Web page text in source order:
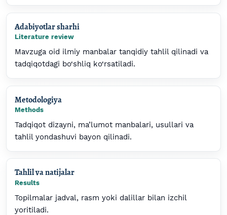
Adabiyotlar sharhi
Literature review
Mavzuga oid ilmiy manbalar tanqidiy tahlil qilinadi va
tadqiqotdagi bo‘shliq ko‘rsatiladi.
Metodologiya
Methods
Tadqiqot dizayni, ma’lumot manbalari, usullari va
tahlil yondashuvi bayon qilinadi.
Tahlil va natijalar
Results
Topilmalar jadval, rasm yoki dalillar bilan izchil
yoritiladi.